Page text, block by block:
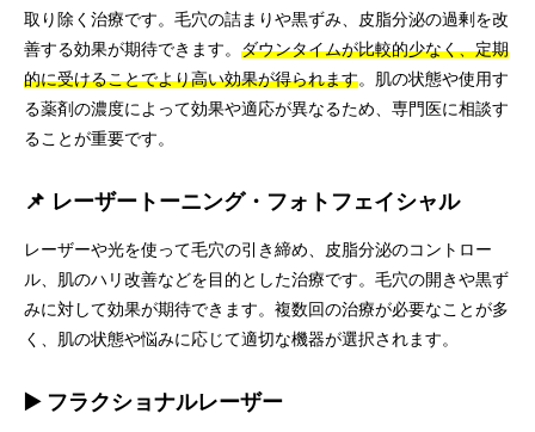
取り除く治療です。毛穴の詰まりや黒ずみ、皮脂分泌の過剰を改
善する効果が期待できます。 ダウンタイムが比較的少なく、定期
的に受けることでより高い効果が得られます。肌の状態や使用す
る薬剤の濃度によって効果や適応が異なるため、専門医に相談す
ることが重要です。
📌 レーザートーニング・フォトフェイシャル
レーザーや光を使って毛穴の引き締め、皮脂分泌のコントロー
ル、肌のハリ改善などを目的とした治療です。毛穴の開きや黒ず
みに対して効果が期待できます。複数回の治療が必要なことが多
く、肌の状態や悩みに応じて適切な機器が選択されます。
▶️ フラクショナルレーザー